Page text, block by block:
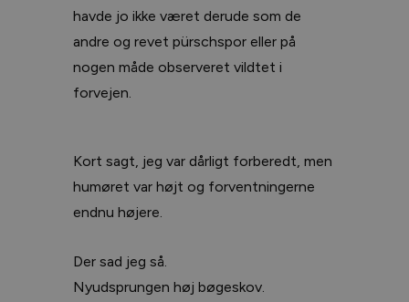
havde jo ikke været derude som de
andre og revet pürschspor eller på
nogen måde observeret vildtet i
forvejen.
Kort sagt, jeg var dårligt forberedt, men
humøret var højt og forventningerne
endnu højere.
Der sad jeg så.
Nyudsprungen høj bøgeskov.